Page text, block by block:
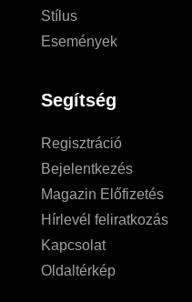
Stílus
Események
Segítség
Regisztráció
Bejelentkezés
Magazin Előfizetés
Hírlevél feliratkozás
Kapcsolat
Oldaltérkép